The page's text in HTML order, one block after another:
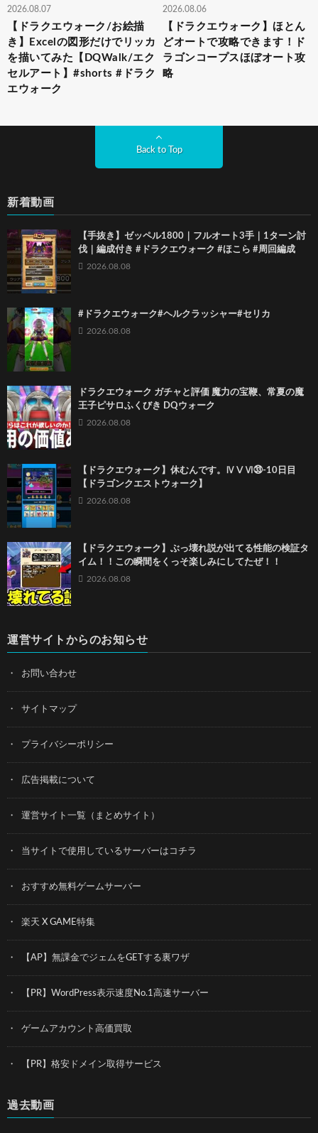
2026.08.07
【ドラクエウォーク/お絵描
き】Excelの図形だけでリッカ
を描いてみた【DQWalk/エク
セルアート】#shorts #ドラク
エウォーク
2026.08.06
【ドラクエウォーク】ほとん
どオートで攻略できます！ド
ラゴンコープスほぼオート攻
略
Back to Top
新着動画
【手抜き】ゼッペル1800｜フルオート3手｜1ターン討
伐｜編成付き #ドラクエウォーク #ほこら #周回編成
2026.08.08
#ドラクエウォーク#ヘルクラッシャー#セリカ
2026.08.08
ドラクエウォーク ガチャと評価 魔力の宝鞭、常夏の魔
王子ピサロふくびき DQウォーク
2026.08.08
【ドラクエウォーク】休むんです。ⅣⅤⅥ㉝-10日目
【ドラゴンクエストウォーク】
2026.08.08
【ドラクエウォーク】ぶっ壊れ説が出てる性能の検証タ
イム！！この瞬間をくっそ楽しみにしてたぜ！！
2026.08.08
運営サイトからのお知らせ
お問い合わせ
サイトマップ
プライバシーポリシー
広告掲載について
運営サイト一覧（まとめサイト）
当サイトで使用しているサーバーはコチラ
おすすめ無料ゲームサーバー
楽天 X GAME特集
【AP】無課金でジェムをGETする裏ワザ
【PR】WordPress表示速度No.1高速サーバー
ゲームアカウント高価買取
【PR】格安ドメイン取得サービス
過去動画